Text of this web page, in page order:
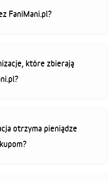
FaniMani.pl?
które zbierają
otrzyma pieniądze